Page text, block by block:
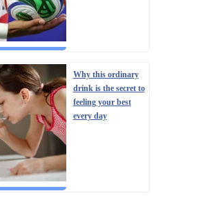
Why this ordinary
drink is the secret to
feeling your best
every day